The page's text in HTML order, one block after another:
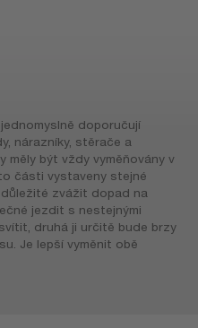
doporučují
nárazníky, stěrače a
měly být vždy vyměňovány v
části vystaveny stejné
zvážit dopad na
jezdit s nestejnými
druhá ji určitě bude brzy
Je lepší vyměnit obě